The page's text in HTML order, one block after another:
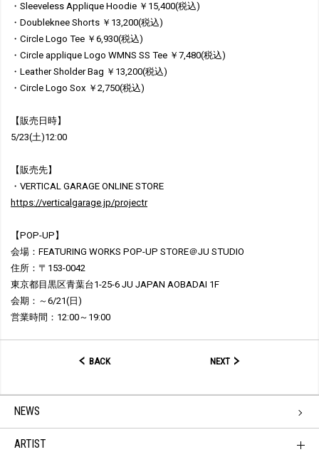
・Sleeveless Applique Hoodie ￥15,400(税込)
・Doubleknee Shorts ￥13,200(税込)
・Circle Logo Tee ￥6,930(税込)
・Circle applique Logo WMNS SS Tee ￥7,480(税込)
・Leather Sholder Bag ￥13,200(税込)
・Circle Logo Sox ￥2,750(税込)
【販売日時】
5/23(土)12:00
【販売先】
・VERTICAL GARAGE ONLINE STORE
https://verticalgarage.jp/projectr
【POP-UP】
会場：FEATURING WORKS POP-UP STORE＠JU STUDIO
住所：〒153-0042
東京都目黒区青葉台1-25-6 JU JAPAN AOBADAI 1F
会期：～6/21(日)
営業時間：12:00～19:00
BACK NEXT
NEWS
ARTIST